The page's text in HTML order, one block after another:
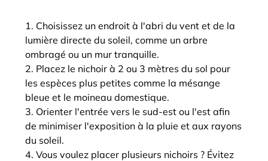
Choisissez un endroit à l'abri du vent et de la
lumière directe du soleil, comme un arbre
ombragé ou un mur tranquille.
Placez le nichoir à 2 ou 3 mètres du sol pour
les espèces plus petites comme la mésange
bleue et le moineau domestique.
Orienter l'entrée vers le sud-est ou l'est afin
de minimiser l'exposition à la pluie et aux rayons
du soleil.
Vous voulez placer plusieurs nichoirs ? Évitez